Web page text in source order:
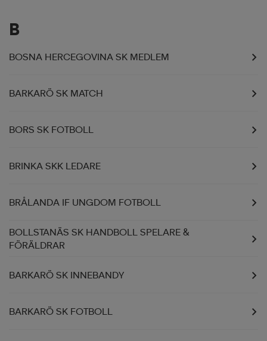
B
BOSNA HERCEGOVINA SK MEDLEM
BARKARÖ SK MATCH
BORS SK FOTBOLL
BRINKA SKK LEDARE
BRÅLANDA IF UNGDOM FOTBOLL
BOLLSTANÄS SK HANDBOLL SPELARE &
FÖRÄLDRAR
BARKARÖ SK INNEBANDY
BARKARÖ SK FOTBOLL